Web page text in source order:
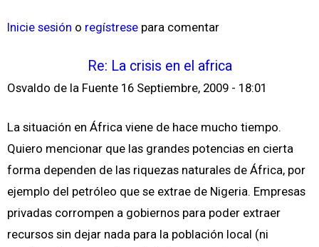
Inicie sesión o regístrese para comentar
Re: La crisis en el africa
Osvaldo de la Fuente 16 Septiembre, 2009 - 18:01
La situación en África viene de hace mucho tiempo.
Quiero mencionar que las grandes potencias en cierta
forma dependen de las riquezas naturales de África, por
ejemplo del petróleo que se extrae de Nigeria. Empresas
privadas corrompen a gobiernos para poder extraer
recursos sin dejar nada para la población local (ni